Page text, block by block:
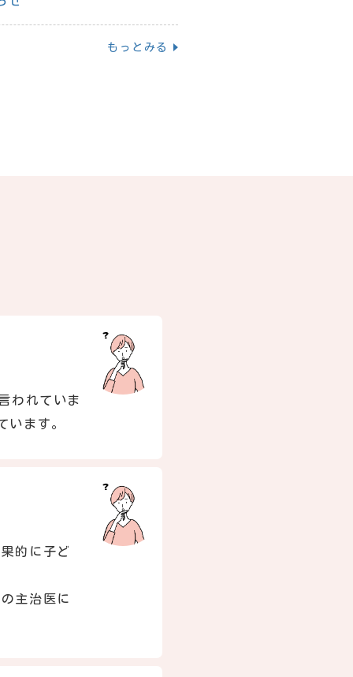
もっとみる
われていま
ます。
的に子ど
主治医に